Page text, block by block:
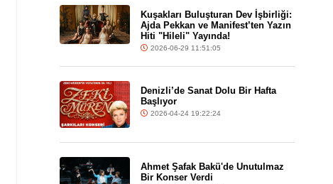
Kuşakları Buluşturan Dev İşbirliği:
Ajda Pekkan ve Manifest’ten Yazın
Hiti "Hileli" Yayında!
2026-06-29 11:51:05
Denizli’de Sanat Dolu Bir Hafta
Başlıyor
2026-04-24 19:22:24
Ahmet Şafak Bakü'de Unutulmaz
Bir Konser Verdi